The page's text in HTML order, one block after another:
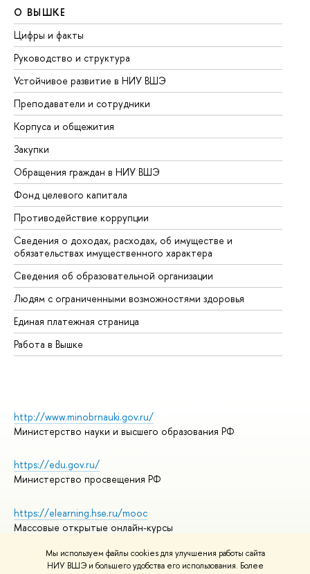
Мы используем файлы cookies для улучшения работы сайта
НИУ ВШЭ и большего удобства его использования. Более
О ВЫШКЕ
Цифры и факты
Руководство и структура
Устойчивое развитие в НИУ ВШЭ
Преподаватели и сотрудники
Корпуса и общежития
Закупки
Обращения граждан в НИУ ВШЭ
Фонд целевого капитала
Противодействие коррупции
Сведения о доходах, расходах, об имуществе и
обязательствах имущественного характера
Сведения об образовательной организации
Людям с ограниченными возможностями здоровья
Единая платежная страница
Работа в Вышке
http://www.minobrnauki.gov.ru/
Министерство науки и высшего образования РФ
https://edu.gov.ru/
Министерство просвещения РФ
https://elearning.hse.ru/mooc
Массовые открытые онлайн-курсы